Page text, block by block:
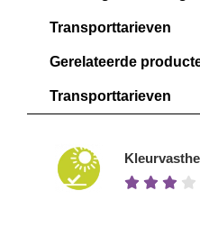
Transporttarieven
Gerelateerde
Transporttarieven